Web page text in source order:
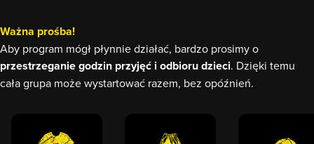
Ważna prośba!
Aby program mógł płynnie działać, bardzo prosimy o
przestrzeganie godzin przyjęć i odbioru dzieci. Dzięki temu
cała grupa może wystartować razem, bez opóźnień.